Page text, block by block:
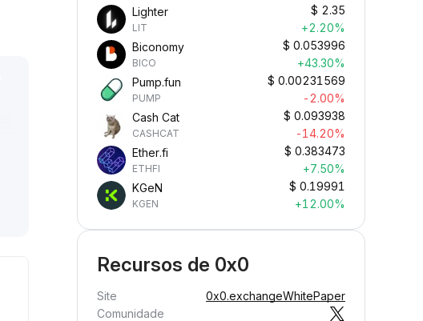
Lighter
LIT
$ 2.35
+2.20%
Biconomy
BICO
$ 0.053996
+43.30%
Pump.fun
PUMP
$ 0.00231569
-2.00%
Cash Cat
CASHCAT
$ 0.093938
-14.20%
Ether.fi
ETHFI
$ 0.383473
+7.50%
KGeN
KGEN
$ 0.19991
+12.00%
Recursos de 0x0
Site 0x0.exchangeWhitePaper
Comunidade